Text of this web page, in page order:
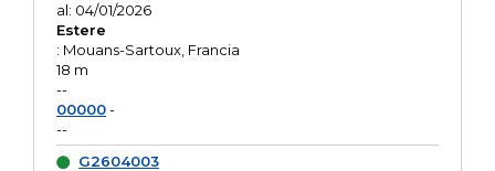
al: 04/01/2026
Estere
: Mouans-Sartoux, Francia
18 m
--
00000-
--
G2604003